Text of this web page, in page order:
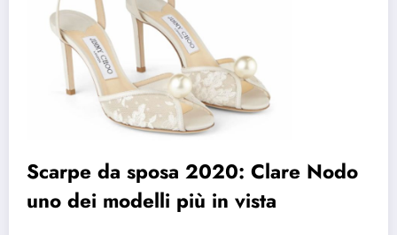
Scarpe da sposa 2020: Clare Nodo
uno dei modelli più in vista